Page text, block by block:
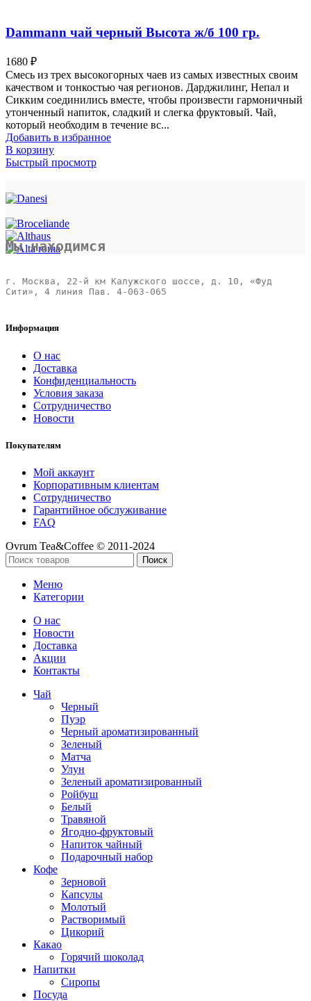
Dammann чай черный Высота ж/б 100 гр.
1680 ₽
Смесь из трех высокогорных чаев из самых известных своим
качеством и тонкостью чая регионов. Дарджилинг, Непал и
Сикким соединились вместе, чтобы произвести гармоничный
утонченный напиток, сладкий и слегка фруктовый. Чай,
который необходим в течение вс...
Добавить в избранное
В корзину
Быстрый просмотр
Мы находимся
г. Москва, 22-й км Калужского шоссе, д. 10, «Фуд
Сити», 4 линия Пав. 4-063-065
Информация
О нас
Доставка
Конфиденциальность
Условия заказа
Сотрудничество
Новости
Покупателям
Мой аккаунт
Корпоративным клиентам
Сотрудничество
Гарантийное обслуживание
FAQ
Ovrum Tea&Coffee © 2011-2024
Поиск
Меню
Категории
О нас
Новости
Доставка
Акции
Контакты
Чай
Черный
Пуэр
Черный ароматизированный
Зеленый
Матча
Улун
Зеленый ароматизированный
Ройбуш
Белый
Травяной
Ягодно-фруктовый
Напиток чайный
Подарочный набор
Кофе
Зерновой
Капсулы
Молотый
Растворимый
Цикорий
Какао
Горячий шоколад
Напитки
Сиропы
Посуда